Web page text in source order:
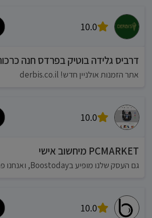
10.0
דרביס גלידה בוטיק בפרדס חנה
אתר הזמנות אולניין חדש! derbis.co.il
10.0
PCMARKET מיחשוב אישי
גם העסק שלנו מופיע בBoostoday, ואנחנו פתוחים :)
10.0